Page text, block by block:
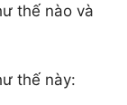
thế nào và
thế này: